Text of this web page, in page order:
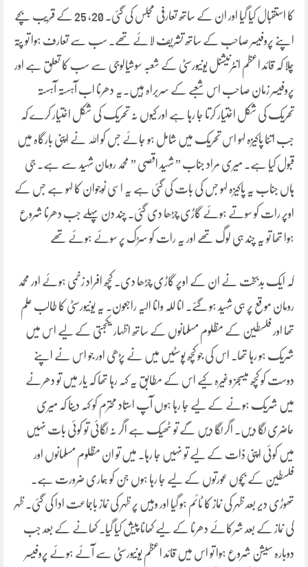
کا استقبال کیا گیا اور ان کے ساتھ تعارفی مجلس کی گئی۔ 20، 25 کے قریب بچے
اپنے پروفیسر صاحب کے ساتھ تشریف لائے تھے۔ سب سے تعارف ہوا تو پتہ
چلا کہ قائد اعظم انٹرنیشنل یونیورسٹی کے شعبہ سوشیالوجی سے سب کا تعلق ہے اور
پروفیسر زمان صاحب اس شعبے کے سربراہ ہیں۔یہ دھرنا اب آہستہ آہستہ
تحریک کی شکل اختیار کرتا جا رہا ہے اور کیوں نہ تحریک کی شکل اختیار کرے کہ
جب اتنا پاکیزہ لہو اس تحریک میں شامل ہو جائے جس کو اللہ نے اپنی بارگاہ میں
قبول کیا ہے۔ میری مراد جناب ” شہید اقصی ” محمد رومان شہید سے ہے۔ جی
ہاں جناب یہ پاکیزہ لہو جس کی بات کی گئی ہے یہ اسی نوجوان کا لہو ہے جس کے
اوپر رات کو سوتے ہوئے گاڑی چڑھا دی گئی۔ چند دن پہلے جب دھرنا شروع
ہوا تھا تو یہ چند ہی لوگ تھے اور یہ رات کو سڑک پر سوئے ہوئے تھے
کہ ایک بدبخت نے ان کے اوپر گاڑی چڑھا دی۔ کچھ افراد زخمی ہوئے اور محمد
رومان موقع پر ہی شہید ہو گئے۔ انا للہ وانا الیہ راجعون۔ یہ یونیورسٹی کا طالب علم
تھا اور فلسطین کے مظلوم مسلمانوں کے ساتھ اظہار یکجہتی کے لیے اس میں
شریک ہو رہا تھا۔ اس کی جو کچھ پوسٹیں میں نے پڑھی اور جو اس نے اپنے
دوست کو کچھ میسجز وغیرہ کیے اس کے مطابق یہ کہہ رہا تھا کہ یار میں تو دھرنے
میں شریک ہونے کے لیے جا رہا ہوں آپ استاد محترم کو کہہ دینا کہ میری
حاضری لگا دیں۔ اگر لگا دیں گے تو ٹھیک ہے اگر نہ لگائی تو کوئی بات نہیں
میں کوئی اپنی ذات کے لیے تو نہیں جا رہا۔ میں تو ان مظلوم مسلمانوں اور
فلسطین کے بچوں عورتوں کے لیے جا رہا ہوں جن کو ہماری ضرورت ہے۔
تھوڑی دیر بعد ظہر کی نماز کا ٹائم ہو گیا اور وہیں پر ظہر کی نماز باجماعت ادا کی گئی۔ ظہر
کی نماز کے بعد شرکائے دھرنا کے لیے کھانا پیش کیا گیا۔ کھانے کے بعد جب
دوبارہ سیشن شروع ہوا تو اس میں قائد اعظم یونیورسٹی سے آئے ہوئے پروفیسر